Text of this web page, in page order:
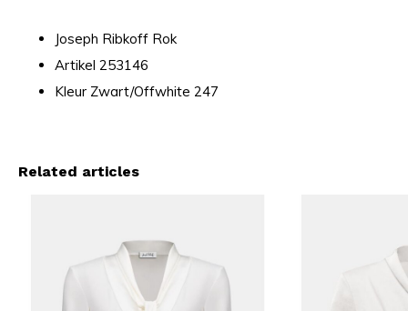
Joseph Ribkoff Rok
Artikel 253146
Kleur Zwart/Offwhite 247
Related articles